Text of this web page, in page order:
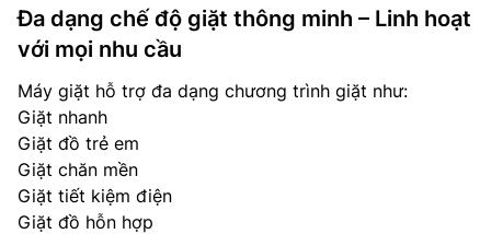
Đa dạng chế độ giặt thông minh – Linh hoạt
với mọi nhu cầu
Máy giặt hỗ trợ đa dạng chương trình giặt như:
Giặt nhanh
Giặt đồ trẻ em
Giặt chăn mền
Giặt tiết kiệm điện
Giặt đồ hỗn hợp